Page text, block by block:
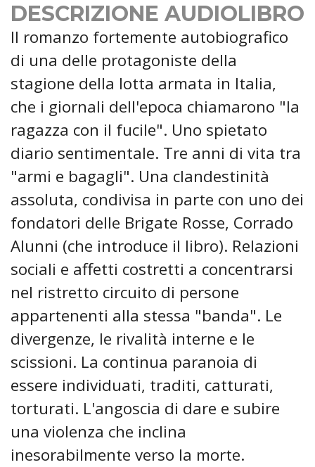
DESCRIZIONE AUDIOLIBRO
Il romanzo fortemente autobiografico
di una delle protagoniste della
stagione della lotta armata in Italia,
che i giornali dell'epoca chiamarono "la
ragazza con il fucile". Uno spietato
diario sentimentale. Tre anni di vita tra
"armi e bagagli". Una clandestinità
assoluta, condivisa in parte con uno dei
fondatori delle Brigate Rosse, Corrado
Alunni (che introduce il libro). Relazioni
sociali e affetti costretti a concentrarsi
nel ristretto circuito di persone
appartenenti alla stessa "banda". Le
divergenze, le rivalità interne e le
scissioni. La continua paranoia di
essere individuati, traditi, catturati,
torturati. L'angoscia di dare e subire
una violenza che inclina
inesorabilmente verso la morte.